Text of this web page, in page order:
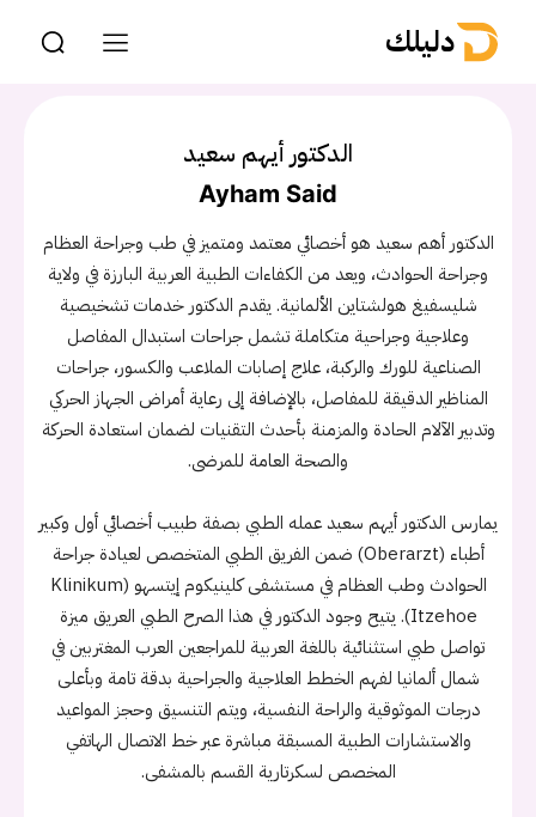
دليلك
الدكتور أيهم سعيد
Ayham Said
الدكتور أهم سعيد هو أخصائي معتمد ومتميز في طب وجراحة العظام
وجراحة الحوادث، ويعد من الكفاءات الطبية العربية البارزة في ولاية
شليسفيغ هولشتاين الألمانية. يقدم الدكتور خدمات تشخيصية
وعلاجية وجراحية متكاملة تشمل جراحات استبدال المفاصل
الصناعية للورك والركبة، علاج إصابات الملاعب والكسور، جراحات
المناظير الدقيقة للمفاصل، بالإضافة إلى رعاية أمراض الجهاز الحركي
وتدبير الآلام الحادة والمزمنة بأحدث التقنيات لضمان استعادة الحركة
والصحة العامة للمرضى.
يمارس الدكتور أيهم سعيد عمله الطبي بصفة طبيب أخصائي أول وكبير
أطباء (Oberarzt) ضمن الفريق الطبي المتخصص لعيادة جراحة
الحوادث وطب العظام في مستشفى كلينيكوم إيتسهو (Klinikum
Itzehoe). يتيح وجود الدكتور في هذا الصرح الطبي العريق ميزة
تواصل طبي استثنائية باللغة العربية للمراجعين العرب المغتربين في
شمال ألمانيا لفهم الخطط العلاجية والجراحية بدقة تامة وبأعلى
درجات الموثوقية والراحة النفسية، ويتم التنسيق وحجز المواعيد
والاستشارات الطبية المسبقة مباشرة عبر خط الاتصال الهاتفي
المخصص لسكرتارية القسم بالمشفى.